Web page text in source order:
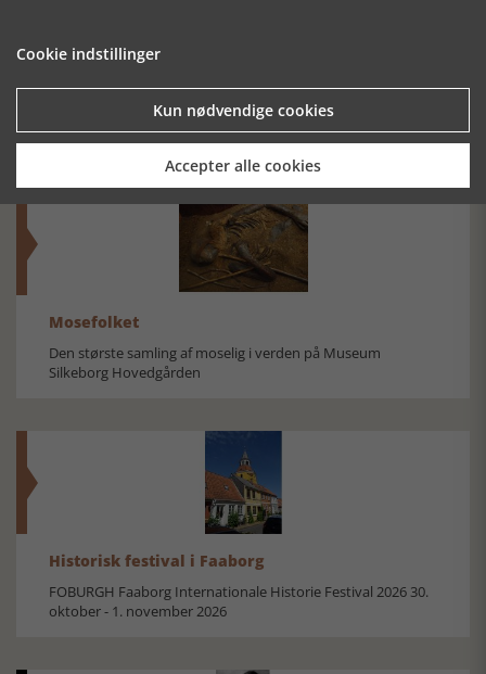
TEGNESERIE
HISTORIEMAGASINDRACHMANN
Mosefolket
Den største samling af moselig i verden på Museum
Silkeborg Hovedgården
Historisk festival i Faaborg
FOBURGH Faaborg Internationale Historie Festival 2026 30.
oktober - 1. november 2026
Cookie indstillinger
Kun nødvendige cookies
Accepter alle cookies